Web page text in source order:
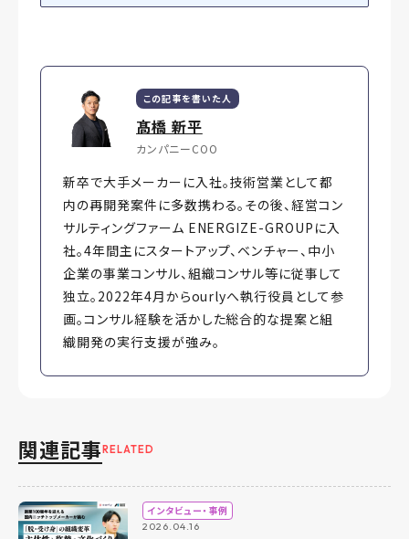
この記事を書いた人
髙橋 新平
カンパニーCOO
新卒で大手メーカーに入社。技術営業として都
内の再開発案件に多数携わる。その後、経営コン
サルティングファーム ENERGIZE-GROUPに入
社。4年間主にスタートアップ、ベンチャー、中小
企業の事業コンサル、組織コンサル等に従事して
独立。2022年4月からourlyへ執行役員として参
画。コンサル経験を活かした総合的な提案と組
織開発の実行支援が強み。
関連記事RELATED
インタビュー・事例
2026.04.16